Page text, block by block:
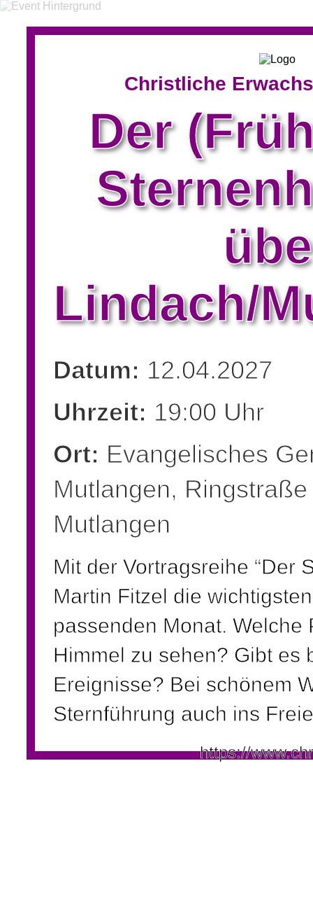
Christliche
Der
Lindach/
Datum: 12.04.2027
Uhrzeit: 19:00 Uhr
Ort: Evangelisches
Mutlangen,
Mutlangen
Mit der Vortragsreihe “Der
Martin Fitzel die
passenden Monat. Welche
Himmel zu sehen? Gibt es
Ereignisse? Bei schönem
Sternführung auch ins
https://